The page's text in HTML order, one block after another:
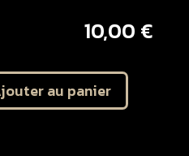
10,00 €
au panier